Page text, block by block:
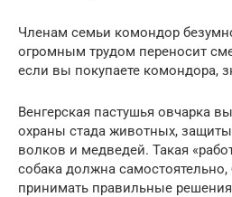
Членам семьи комондор
огромным трудом переносит
если вы покупаете комондора,
Венгерская пастушья овчарка
охраны стада животных,
волков и медведей. Такая
собака должна самостоятельно,
принимать правильные